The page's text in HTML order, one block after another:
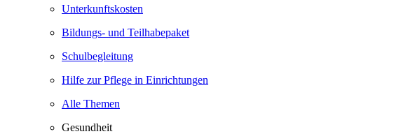
Unterkunftskosten
Bildungs- und Teilhabepaket
Schulbegleitung
Hilfe zur Pflege in Einrichtungen
Alle Themen
Gesundheit